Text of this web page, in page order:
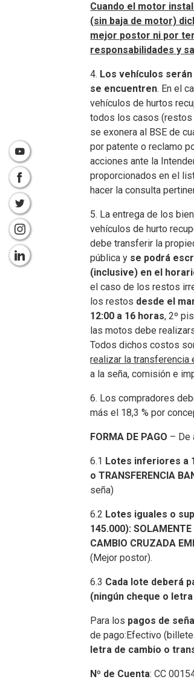
Cuando el motor
(sin baja de motor)
mejor postor ni por
responsabilidades y
4. Los vehículos
se encuentren. En el
vehículos de hurtos
todos los casos (restos
se exonera al BSE de
por patente o reclamo
acciones ante la
proporcionados en el
hacer la consulta
5. La entrega de los
vehículos de hurto
debe transferir la
pública y se podrá
(inclusive) en el
el caso de los restos
los restos desde el
12:00 a 16 horas, 2º
las motos debe
Todos dichos costos
realizar la
a la seña, comisión e
6. Los compradores
más el 18,3 % por
FORMA DE PAGO – De
6.1 Lotes inferiores a
o TRANSFERENCIA
seña)
6.2 Lotes iguales o
145.000): SOLAMENTE
CAMBIO CRUZADA
(Mejor postor).
6.3 Cada lote deberá
(ningún cheque o
Para los pagos de seña
de pago:Efectivo
letra de cambio o
Nº de Cuenta: CC